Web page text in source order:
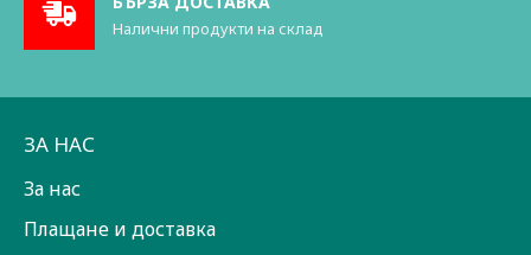
Налични продукти на склад
ЗА НАС
За нас
Плащане и доставка